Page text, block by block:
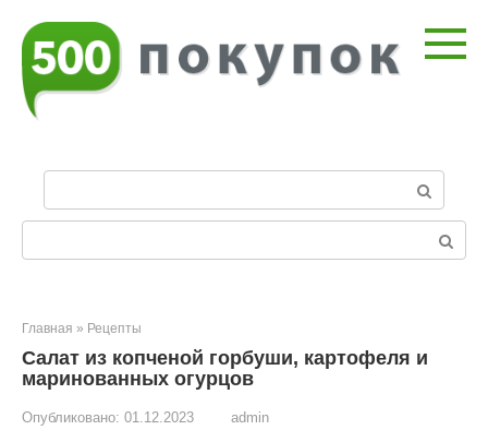
контенту
о
и
Главная » Рецепты
Салат из копченой горбуши, картофеля и
маринованных огурцов
Опубликовано: 01.12.2023 admin